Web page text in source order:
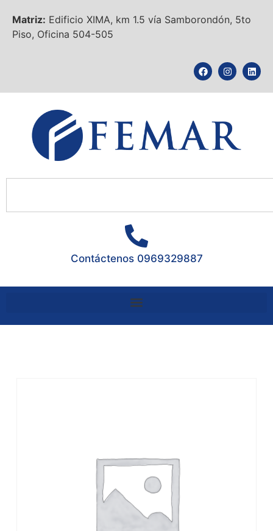
Matriz: Edificio XIMA, km 1.5 vía Samborondón, 5to
Piso, Oficina 504-505
Contáctenos 0969329887